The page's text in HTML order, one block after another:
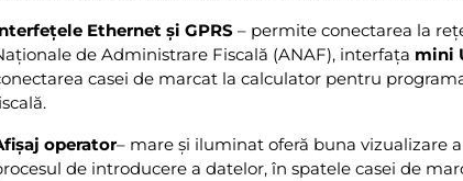
Ethernet și GPRS – permite conectarea la
de Administrare Fiscală (ANAF), interfața mini
casei de marcat la calculator pentru
operator– mare și iluminat oferă buna vizualizare
de introducere a datelor, în spatele casei de